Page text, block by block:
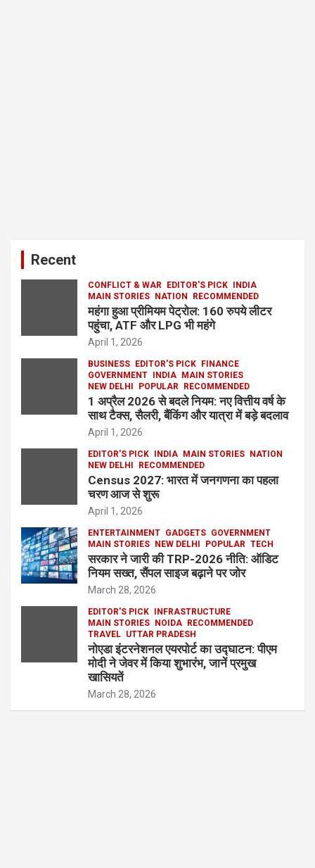
Recent
CONFLICT & WAR EDITOR'S PICK
INDIA
MAIN STORIES
NATION RECOMMENDED
महंगा हुआ प्रीमियम पेट्रोल: 160 रुपये लीटर
पहुंचा, ATF और LPG भी महंगे
April 1, 2026
BUSINESS EDITOR'S PICK
FINANCE
GOVERNMENT
INDIA
MAIN STORIES
NEW DELHI
POPULAR RECOMMENDED
1 अप्रैल 2026 से बदले नियम: नए वित्तीय वर्ष के
साथ टैक्स, सैलरी, बैंकिंग और यात्रा में बड़े बदलाव
April 1, 2026
EDITOR'S PICK INDIA MAIN STORIES
NATION
NEW DELHI
RECOMMENDED
Census 2027: भारत में जनगणना का पहला
चरण आज से शुरू
April 1, 2026
ENTERTAINMENT GADGETS GOVERNMENT
MAIN STORIES
NEW DELHI POPULAR TECH
सरकार ने जारी की TRP-2026 नीति: ऑडिट
नियम सख्त, सैंपल साइज बढ़ाने पर जोर
March 28, 2026
EDITOR'S PICK
INFRASTRUCTURE
MAIN STORIES
NOIDA
RECOMMENDED
TRAVEL UTTAR PRADESH
नोएडा इंटरनेशनल एयरपोर्ट का उद्घाटन: पीएम
मोदी ने जेवर में किया शुभारंभ, जानें प्रमुख
खासियतें
March 28, 2026